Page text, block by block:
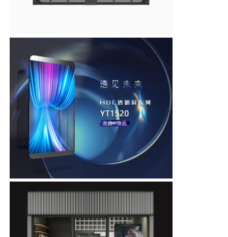
Écran de film transparent LED
Affichage LED transparent
Écran LED volant pour drone
Écran à LED holographique
Écran d'affichage transparent